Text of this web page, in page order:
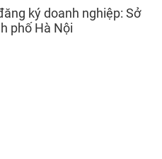
ký doanh nghiệp: Sở
phố Hà Nội